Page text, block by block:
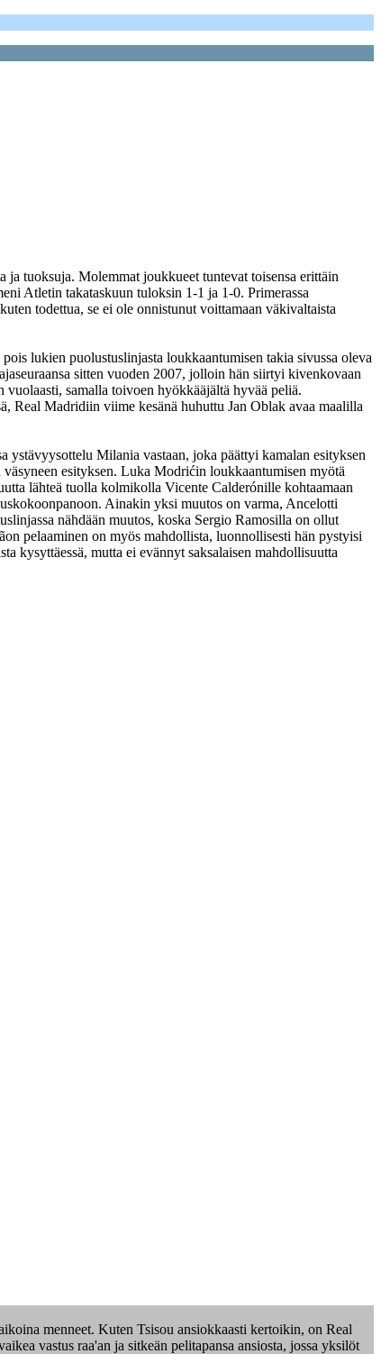
tuoksuja. Molemmat joukkueet tuntevat toisensa erittäin
Atletin takataskuun tuloksin 1-1 ja 1-0. Primerassa
todettua, se ei ole onnistunut voittamaan väkivaltaista
lukien puolustuslinjasta loukkaantumisen takia sivussa oleva
sitten vuoden 2007, jolloin hän siirtyi kivenkovaan
samalla toivoen hyökkääjältä hyvää peliä.
Real Madridiin viime kesänä huhuttu Jan Oblak avaa maalilla
ystävyysottelu Milania vastaan, joka päättyi kamalan esityksen
esityksen. Luka Modrićin loukkaantumisen myötä
lähteä tuolla kolmikolla Vicente Calderónille kohtaamaan
Ainakin yksi muutos on varma, Ancelotti
nähdään muutos, koska Sergio Ramosilla on ollut
pelaaminen on myös mahdollista, luonnollisesti hän pystyisi
kysyttäessä, mutta ei evännyt saksalaisen mahdollisuutta
menneet. Kuten Tsisou ansiokkaasti kertoikin, on Real
vastus raa'an ja sitkeän pelitapansa ansiosta, jossa yksilöt